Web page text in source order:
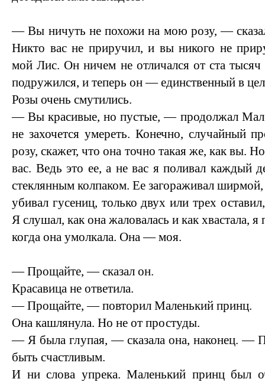
— Вы ничуть не похожи на мою розу, —
Никто вас не приручил, и вы никого не
мой Лис. Он ничем не отличался от ста
подружился, и теперь он — единственный в
Розы очень смутились.
— Вы красивые, но пустые, — продолжал
не захочется умереть. Конечно, случайный
розу, скажет, что она точно такая же, как вы.
вас. Ведь это ее, а не вас я поливал каждый
стеклянным колпаком. Ее загораживал ширмой,
убивал гусениц, только двух или трех
Я слушал, как она жаловалась и как хвастала,
когда она умолкала. Она — моя.
— Прощайте, — сказал он.
Красавица не ответила.
— Прощайте, — повторил Маленький принц.
Она кашлянула. Но не от простуды.
— Я была глупая, — сказала она, наконец. —
быть счастливым.
И ни слова упрека. Маленький принц был